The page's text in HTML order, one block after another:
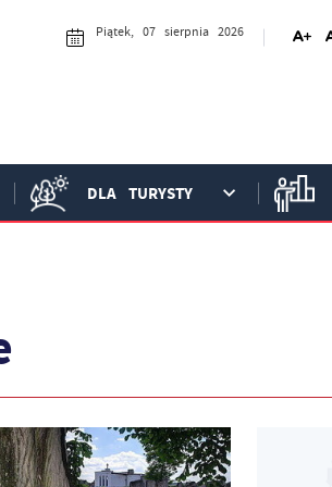
Piątek, 07 sierpnia 2026
DLA TURYSTY